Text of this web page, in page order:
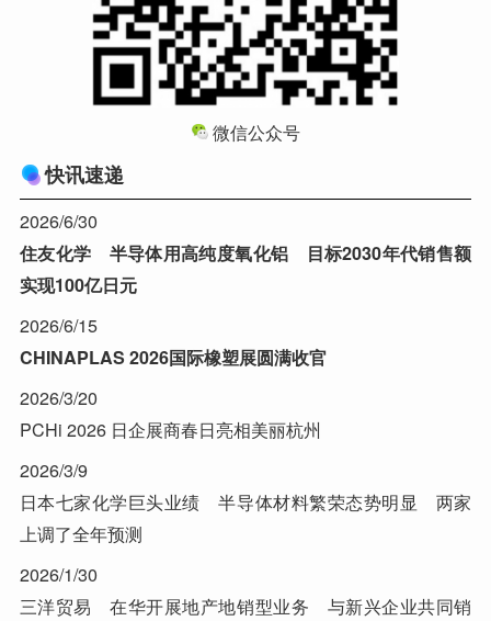
微信公众号
快讯速递
2026/6/30
住友化学 半导体用高纯度氧化铝 目标2030年代销售额
实现100亿日元
2026/6/15
CHINAPLAS 2026国际橡塑展圆满收官
2026/3/20
PCHi 2026 日企展商春日亮相美丽杭州
2026/3/9
日本七家化学巨头业绩 半导体材料繁荣态势明显 两家
上调了全年预测
2026/1/30
三洋贸易 在华开展地产地销型业务 与新兴企业共同销